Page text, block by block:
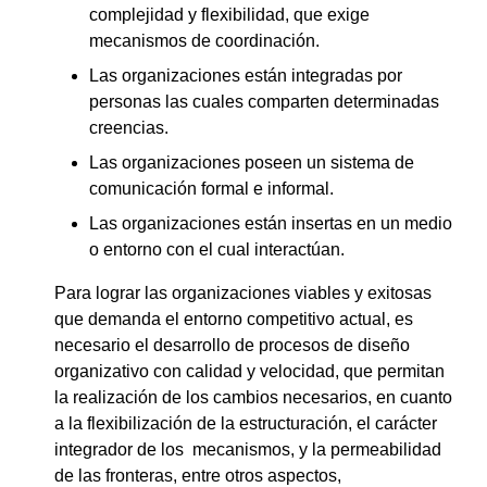
complejidad y flexibilidad, que exige
mecanismos de coordinación.
Las organizaciones están integradas por
personas las cuales comparten determinadas
creencias.
Las organizaciones poseen un sistema de
comunicación formal e informal.
Las organizaciones están insertas en un medio
o entorno con el cual interactúan.
Para lograr las organizaciones viables y exitosas
que demanda el entorno competitivo actual, es
necesario el desarrollo de procesos de diseño
organizativo con calidad y velocidad, que permitan
la realización de los cambios necesarios, en cuanto
a la flexibilización de la estructuración, el carácter
integrador de los mecanismos, y la permeabilidad
de las fronteras, entre otros aspectos,